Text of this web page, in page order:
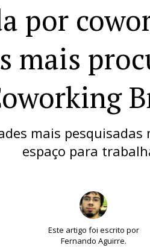
por
mais
mais
espaço para
Este artigo foi escrito por
Fernando Aguirre.